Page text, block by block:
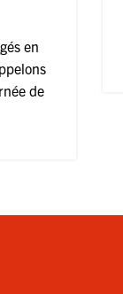
en
de